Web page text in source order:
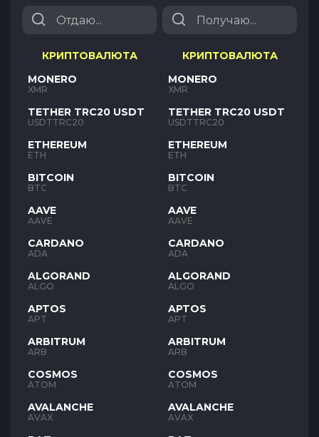
КРИПТОВАЛЮТА
MONERO
XMR
TETHER TRC20 USDT
USDTTRC20
ETHEREUM
ETH
BITCOIN
BTC
AAVE
AAVE
CARDANO
ADA
ALGORAND
ALGO
APTOS
APT
ARBITRUM
ARB
COSMOS
ATOM
AVALANCHE
AVAX
КРИПТОВАЛЮТА
MONERO
XMR
TETHER TRC20 USDT
USDTTRC20
ETHEREUM
ETH
BITCOIN
BTC
AAVE
AAVE
CARDANO
ADA
ALGORAND
ALGO
APTOS
APT
ARBITRUM
ARB
COSMOS
ATOM
AVALANCHE
AVAX